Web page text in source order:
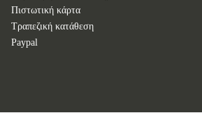
Πιστωτική κάρτα
Τραπεζική κατάθεση
Paypal